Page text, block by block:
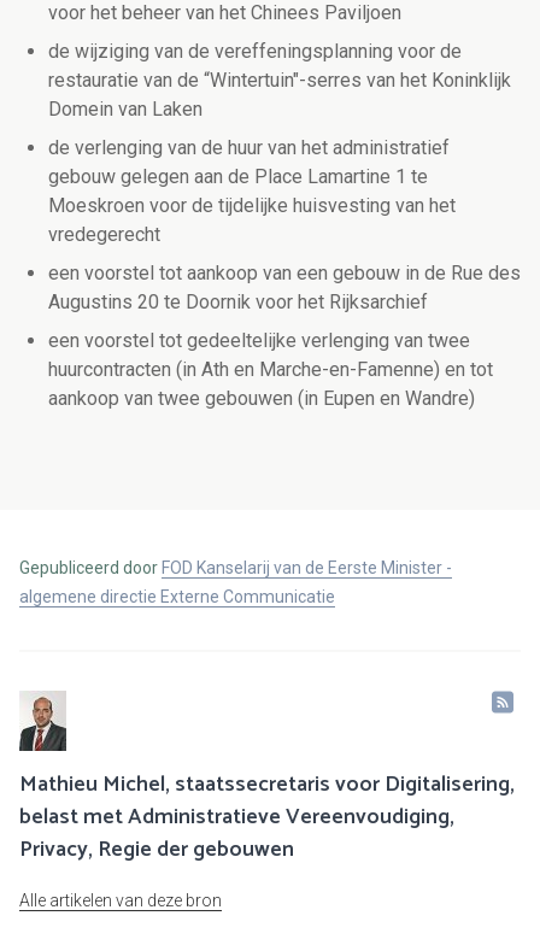
voor het beheer van het Chinees Paviljoen
de wijziging van de vereffeningsplanning voor de
restauratie van de “Wintertuin"-serres van het Koninklijk
Domein van Laken
de verlenging van de huur van het administratief
gebouw gelegen aan de Place Lamartine 1 te
Moeskroen voor de tijdelijke huisvesting van het
vredegerecht
een voorstel tot aankoop van een gebouw in de Rue des
Augustins 20 te Doornik voor het Rijksarchief
een voorstel tot gedeeltelijke verlenging van twee
huurcontracten (in Ath en Marche-en-Famenne) en tot
aankoop van twee gebouwen (in Eupen en Wandre)
Gepubliceerd door FOD Kanselarij van de Eerste Minister -
algemene directie Externe Communicatie
Mathieu Michel, staatssecretaris voor Digitalisering,
belast met Administratieve Vereenvoudiging,
Privacy, Regie der gebouwen
Alle artikelen van deze bron